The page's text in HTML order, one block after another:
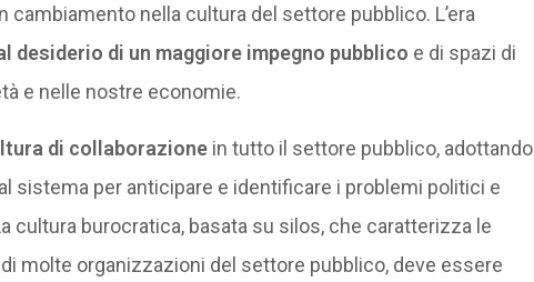
nella cultura del settore pubblico. L’era
desiderio di un maggiore impegno pubblico e di spazi di
e nelle nostre economie.
di collaborazionein tutto il settore pubblico, adottando
sistema per anticipare e identificare i problemi politici e
cultura burocratica, basata su silos, che caratterizza le
molte organizzazioni del settore pubblico, deve essere